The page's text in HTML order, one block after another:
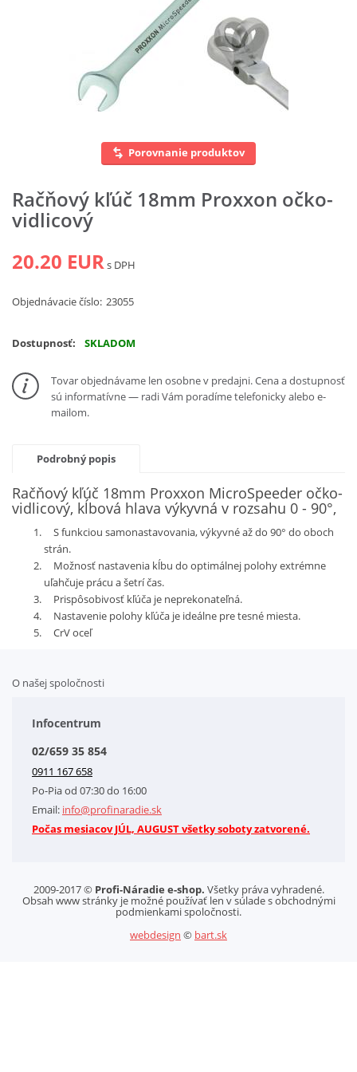
Porovnanie produktov
Račňový kľúč 18mm Proxxon očko-
vidlicový
20.20 EURs DPH
Objednávacie číslo: 23055
Dostupnosť: SKLADOM
Tovar objednávame len osobne v predajni. Cena a dostupnosť
sú informatívne — radi Vám poradíme telefonicky alebo e-
mailom.
Podrobný popis
Račňový kľúč 18mm Proxxon MicroSpeeder očko-
vidlicový, kĺbová hlava výkyvná v rozsahu 0 - 90°,
S funkciou samonastavovania, výkyvné až do 90° do oboch
strán.
Možnosť nastavenia kĺbu do optimálnej polohy extrémne
uľahčuje prácu a šetrí čas.
Prispôsobivosť kľúča je neprekonateľná.
Nastavenie polohy kľúča je ideálne pre tesné miesta.
CrV oceľ
O našej spoločnosti
Obchodné podmienky
Kontakt
Letáky na stiahnutie
GDPR-Informácie o spracovaní osobných údajov HQ Tools, spol. s r. o.
Cookies
Infocentrum
02/659 35 854
0911 167 658
Po-Pia od 07:30 do 16:00
Email: info@profinaradie.sk
Počas mesiacov JÚL, AUGUST všetky soboty zatvorené.
2009-2017 © Profi-Náradie e-shop. Všetky práva vyhradené.
Obsah www stránky je možné používať len v súlade s obchodnými
podmienkami spoločnosti.
webdesign © bart.sk